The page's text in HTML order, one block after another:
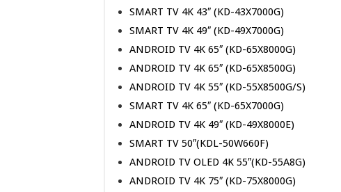
SMART TV 4K 43″ (KD-43X7000G)
SMART TV 4K 49″ (KD-49X7000G)
ANDROID TV 4K 65″ (KD-65X8000G)
ANDROID TV 4K 65″ (KD-65X8500G)
ANDROID TV 4K 55″ (KD-55X8500G/S)
SMART TV 4K 65″ (KD-65X7000G)
ANDROID TV 4K 49″ (KD-49X8000E)
SMART TV 50″(KDL-50W660F)
ANDROID TV OLED 4K 55″(KD-55A8G)
ANDROID TV 4K 75″ (KD-75X8000G)